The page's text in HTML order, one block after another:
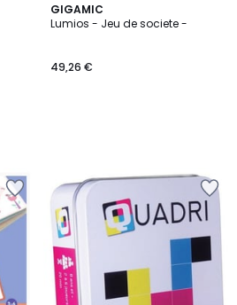
GIGAMIC
Lumios - Jeu de societe -
49,26 €